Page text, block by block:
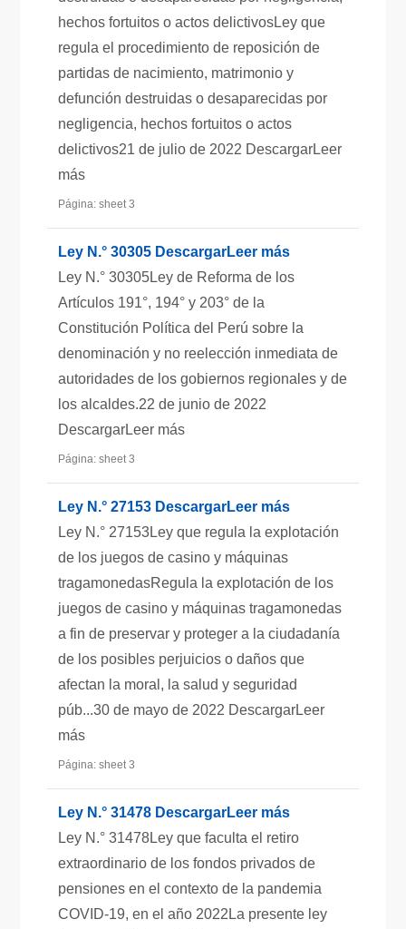
hechos fortuitos o actos delictivosLey que
regula el procedimiento de reposición de
partidas de nacimiento, matrimonio y
defunción destruidas o desaparecidas por
negligencia, hechos fortuitos o actos
delictivos21 de julio de 2022 DescargarLeer
más
Página: sheet 3
Ley N.° 30305 DescargarLeer más
Ley N.° 30305Ley de Reforma de los
Artículos 191°, 194° y 203° de la
Constitución Política del Perú sobre la
denominación y no reelección inmediata de
autoridades de los gobiernos regionales y de
los alcaldes.22 de junio de 2022
DescargarLeer más
Página: sheet 3
Ley N.° 27153 DescargarLeer más
Ley N.° 27153Ley que regula la explotación
de los juegos de casino y máquinas
tragamonedasRegula la explotación de los
juegos de casino y máquinas tragamonedas
a fin de preservar y proteger a la ciudadanía
de los posibles perjuicios o daños que
afectan la moral, la salud y seguridad
púb...30 de mayo de 2022 DescargarLeer
más
Página: sheet 3
Ley N.° 31478 DescargarLeer más
Ley N.° 31478Ley que faculta el retiro
extraordinario de los fondos privados de
pensiones en el contexto de la pandemia
COVID-19, en el año 2022La presente ley